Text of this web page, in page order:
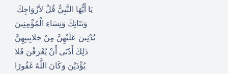
وَبَنَاتِكَ وَنِسَاءِ الْمُؤْمِنِينَ
يُدْنِينَ عَلَيْهِنَّ مِنْ جَلابِيبِهِنَّ
ذَلِكَ أَدْنَى أَنْ يُعْرَفْنَ فَلا
يُؤْذَيْنَ وَكَانَ اللَّهُ غَفُورًا